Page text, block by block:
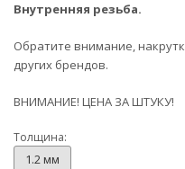
Внутренняя резьба.
Обратите внимание,
других брендов.
ВНИМАНИЕ! ЦЕНА ЗА ШТУКУ!
Толщина:
1.2 мм